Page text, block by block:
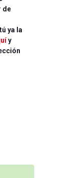
de
ya la
y